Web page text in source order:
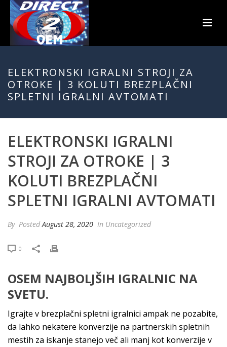
ELEKTRONSKI IGRALNI STROJI ZA
OTROKE | 3 KOLUTI BREZPLAČNI
SPLETNI IGRALNI AVTOMATI
ELEKTRONSKI IGRALNI
STROJI ZA OTROKE | 3
KOLUTI BREZPLAČNI
SPLETNI IGRALNI AVTOMATI
By PostedAugust 28, 2020 In Uncategorized
0
OSEM NAJBOLJŠIH IGRALNIC NA
SVETU.
Igrajte v brezplačni spletni igralnici ampak ne pozabite,
da lahko nekatere konverzije na partnerskih spletnih
mestih za iskanje stanejo več ali manj kot konverzije v